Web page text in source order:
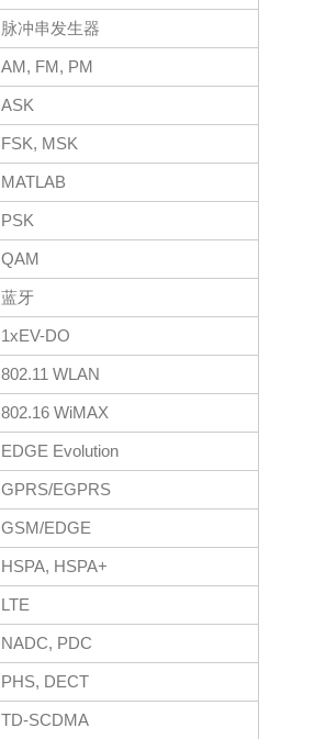
脉冲串发生器
AM, FM, PM
ASK
FSK, MSK
MATLAB
PSK
QAM
蓝牙
1xEV-DO
802.11 WLAN
802.16 WiMAX
EDGE Evolution
GPRS/EGPRS
GSM/EDGE
HSPA, HSPA+
LTE
NADC, PDC
PHS, DECT
TD-SCDMA